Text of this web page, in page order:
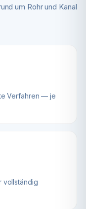
um Rohr und Kanal
Verfahren — je
vollständig